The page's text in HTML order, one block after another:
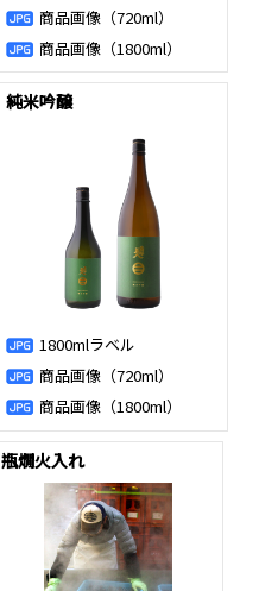
商品画像（720ml）
商品画像（1800ml）
純米吟醸
1800mlラベル
商品画像（720ml）
商品画像（1800ml）
瓶燗火入れ